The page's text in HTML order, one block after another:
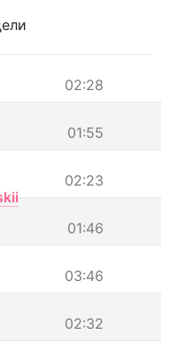
02:28
01:55
02:23
01:46
03:46
02:32